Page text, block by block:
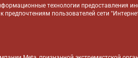
технологии предоставления
предпочтениям пользователей сети